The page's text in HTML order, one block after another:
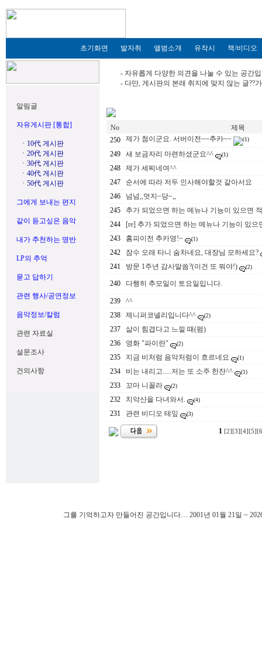
초기화면 발자취 앨범소개 유작시 책/비디오
알림글
자유게시판 [통합]
ㆍ 10代 게시판
ㆍ 20代 게시판
ㆍ 30代 게시판
ㆍ 40代 게시판
ㆍ 50代 게시판
그에게 보내는 편지
같이 듣고싶은 음악
내가 추천하는 명반
LP의 추억
묻고 답하기
관련 행사/공연정보
음악정보/칼럼
관련 자료실
설문조사
건의사항
- 자유롭게 다양한 의견을 나눌 수 있는 공간
- 다만, 게시판의 본래 취지에 맞지 않는 글??
No
제목
250
제가 첨이군요. 서버이전~~추카~~ (1)
249 새 보금자리 마련하셨군요^^ (1)
248
제가 세찌네여^^
247
순서에 따라 저두 인사해야할것 같아서요
246
넘넘,,멋지~당~,,
245
추가 되었으면 하는 메뉴나 기능이 있으면
244
[re] 추가 되었으면 하는 메뉴나 기능이 있으
243
홈피이전 추카영!~ (1)
242
잠수 오래 타니 숨차네요, 대장님 모하세요?
241
방문 1주년 감사말씀?(이건 또 뭐야!) (2)
240 다행히 추모일이 토요일입니다.
239
^^
238
제니퍼코넬리입니다^^ (2)
237
삶이 힘겹다고 느낄 때(펌)
236
영화 "파이란" (2)
235 지금 비처럼 음악처럼이 흐르네요 (1)
234 비는 내리고.....저는 또 소주 한잔^^ (1)
233 꼬마 니꼴라 (2)
232 치악산을 다녀와서. (4)
231 관련 비디오 테잎 (3)
1 [2] [3] [4] [5]
그를 기억하고자 만들어진 공간입니다… 2001년 01월 21일 ~